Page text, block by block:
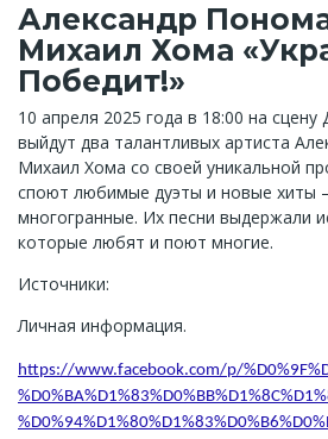
Александр
Михаил Хома
Победит!»
10 апреля 2025 года в 18:00 на
выйдут два талантливых артиста
Михаил Хома со своей уникальной
споют любимые дуэты и новые хиты
многогранные. Их песни выдержали
которые любят и поют многие.
Источники:
Личная информация.
https://www.facebook.com/p/